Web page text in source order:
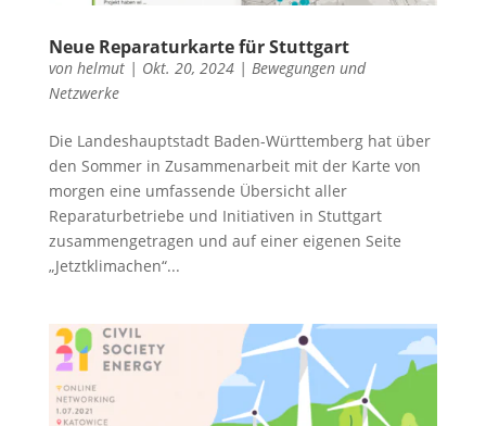
Neue Reparaturkarte für Stuttgart
von helmut| Okt. 20, 2024| Bewegungen und
Netzwerke
Die Landeshauptstadt Baden-Württemberg hat über
den Sommer in Zusammenarbeit mit der Karte von
morgen eine umfassende Übersicht aller
Reparaturbetriebe und Initiativen in Stuttgart
zusammengetragen und auf einer eigenen Seite
„Jetztklimachen“...